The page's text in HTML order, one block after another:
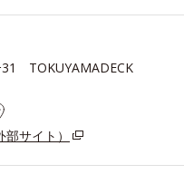
31 TOKUYAMADECK
サイト）